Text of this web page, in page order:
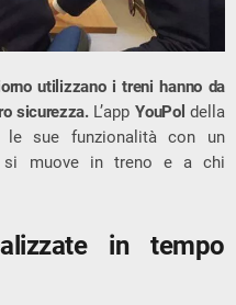
utilizzano i treni hanno da
sicurezza.L’appYouPol della
sue funzionalità con un
si muove in treno e a chi
in tempo